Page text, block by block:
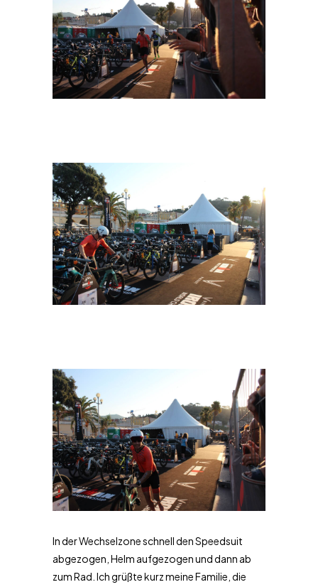
In der Wechselzone schnell den Speedsuit
abgezogen, Helm aufgezogen und dann ab
zum Rad. Ich grüßte kurz meine Familie, die